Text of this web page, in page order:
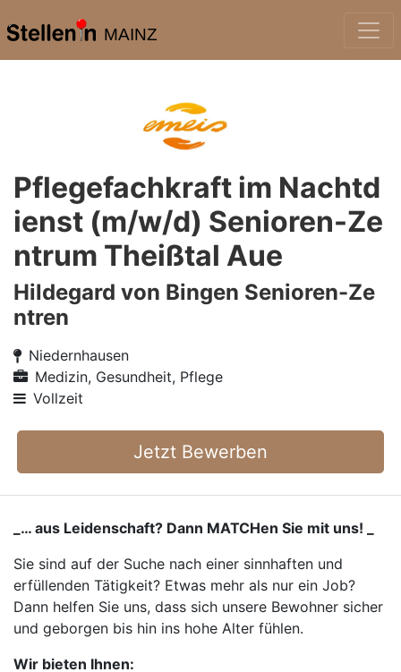
MAINZ
Pflegefachkraft im Nachtd
ienst (m/w/d) Senioren-Ze
ntrum Theißtal Aue
Hildegard von Bingen Senioren-Ze
ntren
Niedernhausen
Medizin, Gesundheit, Pflege
Vollzeit
Jetzt Bewerben
_… aus Leidenschaft? Dann MATCHen Sie mit uns! _
Sie sind auf der Suche nach einer sinnhaften und
erfüllenden Tätigkeit? Etwas mehr als nur ein Job?
Dann helfen Sie uns, dass sich unsere Bewohner sicher
und geborgen bis hin ins hohe Alter fühlen.
Wir bieten Ihnen: